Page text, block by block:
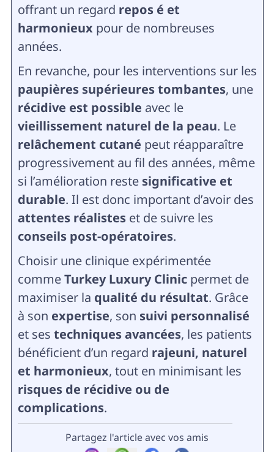
offrant un regard repos é et
harmonieuxpour de nombreuses
années.
En revanche, pour les interventions sur les
paupières supérieures tombantes, une
récidive est possible avec le
vieillissement naturel de la peau. Le
relâchement cutané peut réapparaître
progressivement au fil des années, même
si l’amélioration reste significative et
durable. Il est donc important d’avoir des
attentes réalisteset de suivre les
conseils post-opératoires.
Choisir une clinique expérimentée
commeTurkey Luxury Clinicpermet de
maximiser la qualité du résultat. Grâce
à son expertise, son suivi personnalisé
et ses techniques avancées, les patients
bénéficient d’un regard rajeuni, naturel
et harmonieux, tout en minimisant les
risques de récidive ou de
complications.
Partagez l'article avec vos amis